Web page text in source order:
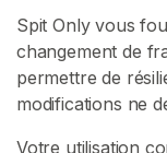
Spit Only vous
changement de
permettre de
modifications ne
Votre utilisation
m
u